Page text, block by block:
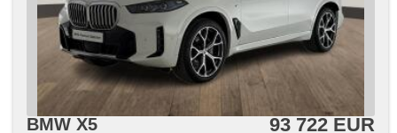
El. Anlasser, Garantie
BMW X5 93 722 EUR